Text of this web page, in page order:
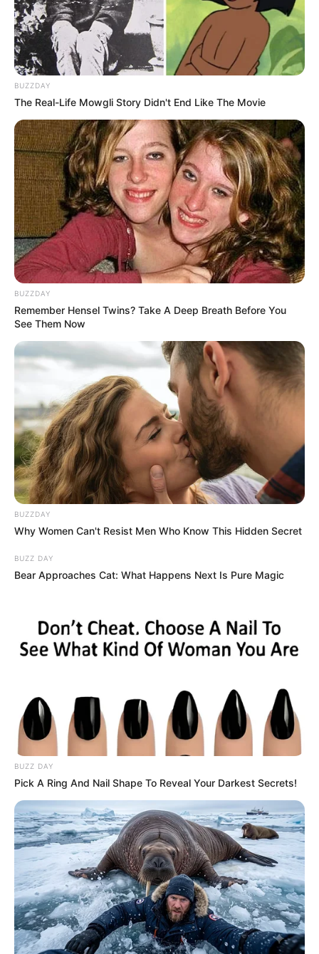
ΑΛΗΘΕΙΑ Η ΣΗΜΑΝΤΙΚΗ ΔΙΑΦΟΡΑ ΜΕΤΑΞΥ ΟΣΩΝ ΕΙΝΑΙ
ΘΕΤΙΚΟΙ ΣΤΟ ΕΜΒΟΛΙΟ ΜΕ ΑΥΤΟΥΣ ΠΟΥ ΕΙΝΑΙ
BUZZDAY
The Real-Life Mowgli Story Didn't End Like The Movie
BUZZDAY
Remember Hensel Twins? Take A Deep Breath Before You
See Them Now
BUZZDAY
Why Women Can't Resist Men Who Know This Hidden Secret
BUZZ DAY
Bear Approaches Cat: What Happens Next Is Pure Magic
BUZZ DAY
Pick A Ring And Nail Shape To Reveal Your Darkest Secrets!